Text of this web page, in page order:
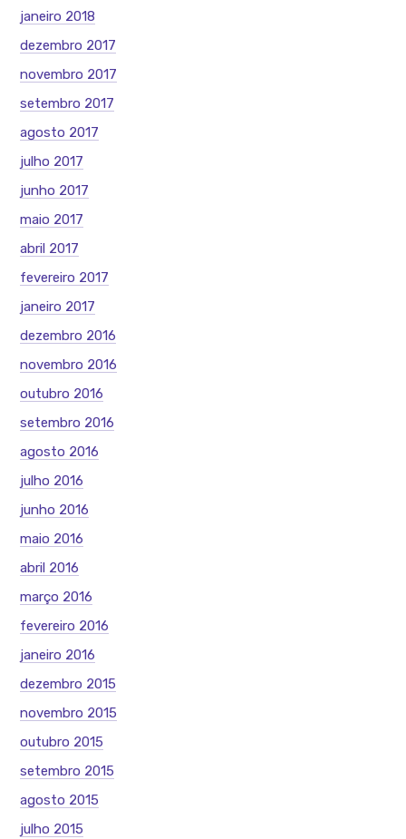
janeiro 2018
dezembro 2017
novembro 2017
setembro 2017
agosto 2017
julho 2017
junho 2017
maio 2017
abril 2017
fevereiro 2017
janeiro 2017
dezembro 2016
novembro 2016
outubro 2016
setembro 2016
agosto 2016
julho 2016
junho 2016
maio 2016
abril 2016
março 2016
fevereiro 2016
janeiro 2016
dezembro 2015
novembro 2015
outubro 2015
setembro 2015
agosto 2015
julho 2015